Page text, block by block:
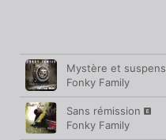
Nummer
Mystère et suspens
Fonky Family
Sans rémission
Fonky Family